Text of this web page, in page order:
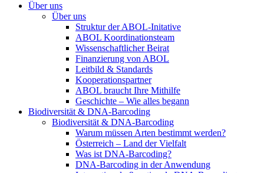
Über uns
Über uns
Struktur der ABOL-Initative
ABOL Koordinationsteam
Wissenschaftlicher Beirat
Finanzierung von ABOL
Leitbild & Standards
Kooperationspartner
ABOL braucht Ihre Mithilfe
Geschichte – Wie alles begann
Biodiversität & DNA-Barcoding
Biodiversität & DNA-Barcoding
Warum müssen Arten bestimmt werden?
Österreich – Land der Vielfalt
Was ist DNA-Barcoding?
DNA-Barcoding in der Anwendung